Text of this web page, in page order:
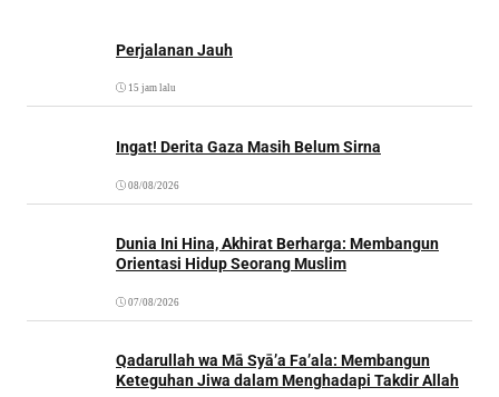
Perjalanan Jauh
15 jam lalu
Ingat! Derita Gaza Masih Belum Sirna
08/08/2026
Dunia Ini Hina, Akhirat Berharga: Membangun
Orientasi Hidup Seorang Muslim
07/08/2026
Qadarullah wa Mā Syā’a Fa’ala: Membangun
Keteguhan Jiwa dalam Menghadapi Takdir Allah